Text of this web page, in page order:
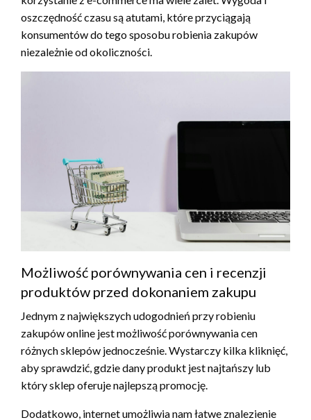
oszczędność czasu są atutami, które przyciągają
konsumentów do tego sposobu robienia zakupów
niezależnie od okoliczności.
Możliwość porównywania cen i recenzji
produktów przed dokonaniem zakupu
Jednym z największych udogodnień przy robieniu
zakupów online jest możliwość porównywania cen
różnych sklepów jednocześnie. Wystarczy kilka kliknięć,
aby sprawdzić, gdzie dany produkt jest najtańszy lub
który sklep oferuje najlepszą promocję.
Dodatkowo, internet umożliwia nam łatwe znalezienie